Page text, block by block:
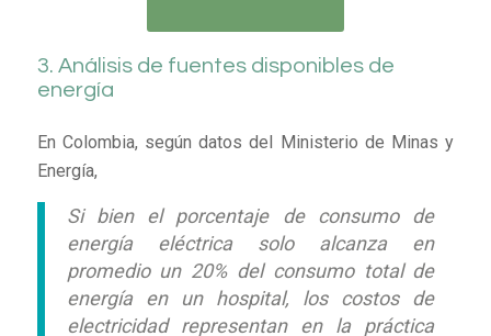
3. Análisis de fuentes disponibles de
energía
En Colombia, según datos del Ministerio de Minas y
Energía,
Si bien el porcentaje de consumo de
energía eléctrica solo alcanza en
promedio un 20% del consumo total de
energía en un hospital, los costos de
electricidad representan en la práctica